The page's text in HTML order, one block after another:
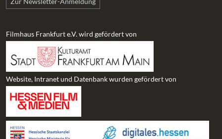
Filmhaus Frankfurt e.V. wird gefördert von
Website, Intranet und Datenbank wurden gefördert von